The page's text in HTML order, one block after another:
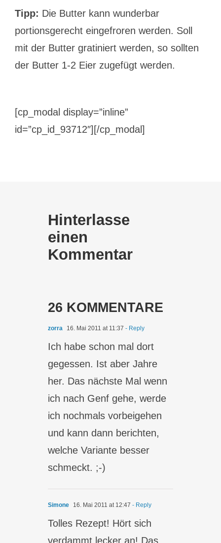
Tipp: Die Butter kann wunderbar
portionsgerecht eingefroren werden. Soll
mit der Butter gratiniert werden, so sollten
der Butter 1-2 Eier zugefügt werden.
[cp_modal display=”inline”
id=”cp_id_93712″][/cp_modal]
Hinterlasse
einen
Kommentar
26 KOMMENTARE
zorra 16. Mai 2011 at 11:37 - Reply
Ich habe schon mal dort
gegessen. Ist aber Jahre
her. Das nächste Mal wenn
ich nach Genf gehe, werde
ich nochmals vorbeigehen
und kann dann berichten,
welche Variante besser
schmeckt. ;-)
Simone 16. Mai 2011 at 12:47 - Reply
Tolles Rezept! Hört sich
verdammt lecker an! Das